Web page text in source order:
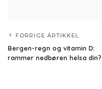
FORRIGE ARTIKKEL
Bergen-regn og vitamin D:
rammer nedbøren helsa din?